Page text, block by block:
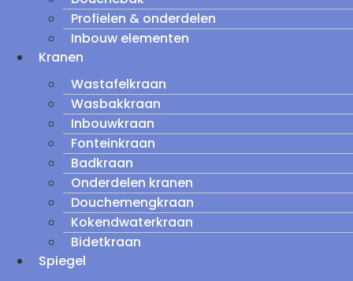
Profielen & onderdelen
Inbouw elementen
Kranen
Wastafelkraan
Wasbakkraan
Inbouwkraan
Fonteinkraan
Badkraan
Onderdelen kranen
Douchemengkraan
Kokendwaterkraan
Bidetkraan
Spiegel